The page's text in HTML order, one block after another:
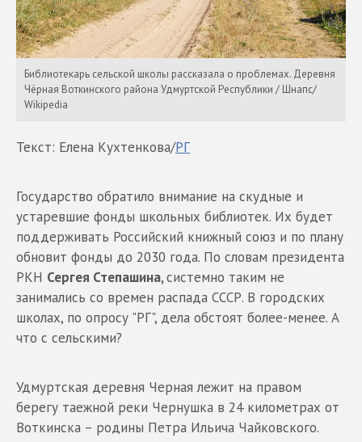
Библиотекарь сельской школы рассказала о проблемах. Деревня
Чёрная Воткинского района Удмуртской Республики / Шнапс/
Wikipedia
Текст: Елена Кухтенкова/РГ
Государство обратило внимание на скудные и
устаревшие фонды школьных библиотек. Их будет
поддерживать Российский книжный союз и по плану
обновит фонды до 2030 года. По словам президента
РКН Сергея Степашина,системно таким не
занимались со времен распада СССР. В городских
школах, по опросу "РГ", дела обстоят более-менее. А
что с сельскими?
Удмуртская деревня Черная лежит на правом
берегу таежной реки Чернушка в 24 километрах от
Воткинска – родины Петра Ильича Чайковского.